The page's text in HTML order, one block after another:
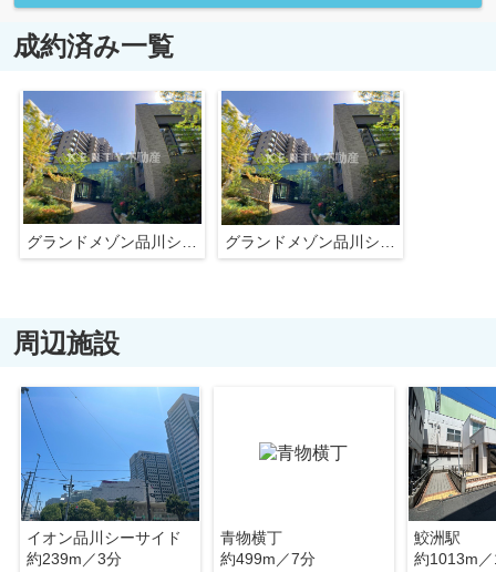
成約済み一覧
周辺施設
イオン品川シーサイド
約239m／3分
青物横丁
約499m／7分
鮫洲駅
約1013m